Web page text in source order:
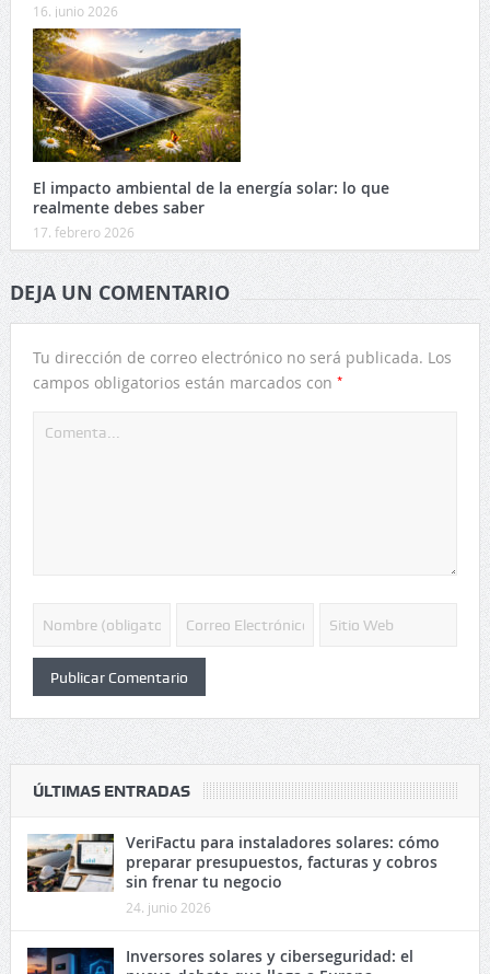
16. junio 2026
El impacto ambiental de la energía solar: lo que
realmente debes saber
17. febrero 2026
DEJA UN COMENTARIO
Tu dirección de correo electrónico no será publicada. Los
campos obligatorios están marcados con *
ÚLTIMAS ENTRADAS
VeriFactu para instaladores solares: cómo
preparar presupuestos, facturas y cobros
sin frenar tu negocio
24. junio 2026
Inversores solares y ciberseguridad: el